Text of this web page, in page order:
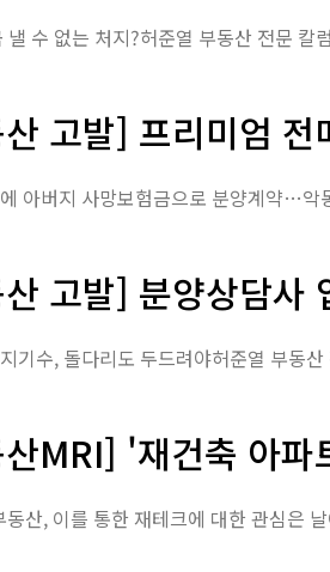
고발] 프리미엄
고발] 분양상담사
MRI] '재건축 아